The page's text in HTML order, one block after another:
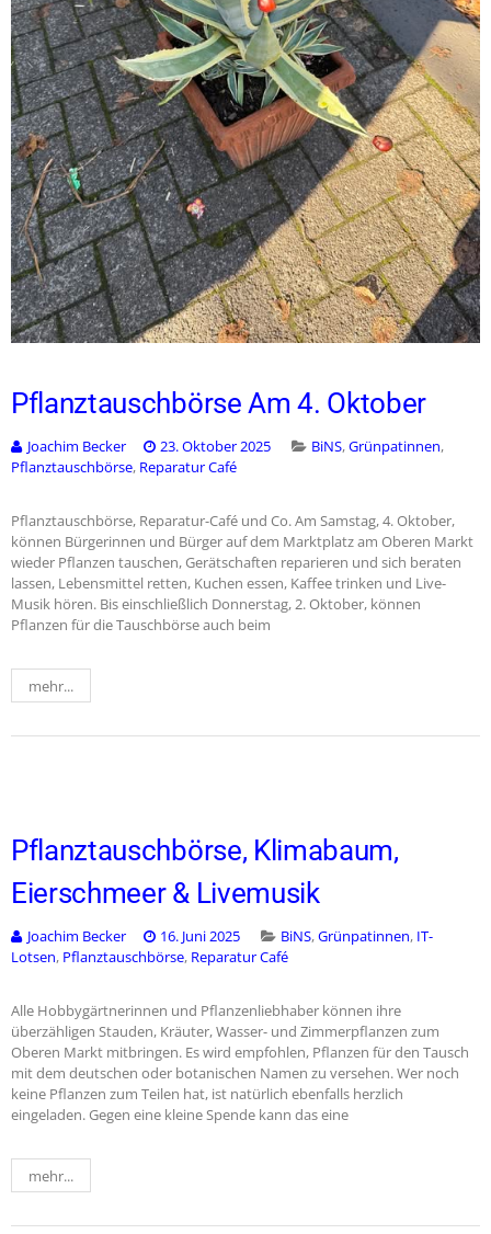
Pflanztauschbörse Am 4. Oktober
Joachim Becker 23. Oktober 2025 BiNS,Grünpatinnen,
Pflanztauschbörse, Reparatur Café
Pflanztauschbörse, Reparatur-Café und Co. Am Samstag, 4. Oktober,
können Bürgerinnen und Bürger auf dem Marktplatz am Oberen Markt
wieder Pflanzen tauschen, Gerätschaften reparieren und sich beraten
lassen, Lebensmittel retten, Kuchen essen, Kaffee trinken und Live-
Musik hören. Bis einschließlich Donnerstag, 2. Oktober, können
Pflanzen für die Tauschbörse auch beim
mehr...
Pflanztauschbörse, Klimabaum,
Eierschmeer & Livemusik
Joachim Becker 16. Juni 2025 BiNS,Grünpatinnen, IT-
Lotsen, Pflanztauschbörse, Reparatur Café
Alle Hobbygärtnerinnen und Pflanzenliebhaber können ihre
überzähligen Stauden, Kräuter, Wasser- und Zimmerpflanzen zum
Oberen Markt mitbringen. Es wird empfohlen, Pflanzen für den Tausch
mit dem deutschen oder botanischen Namen zu versehen. Wer noch
keine Pflanzen zum Teilen hat, ist natürlich ebenfalls herzlich
eingeladen. Gegen eine kleine Spende kann das eine
mehr...